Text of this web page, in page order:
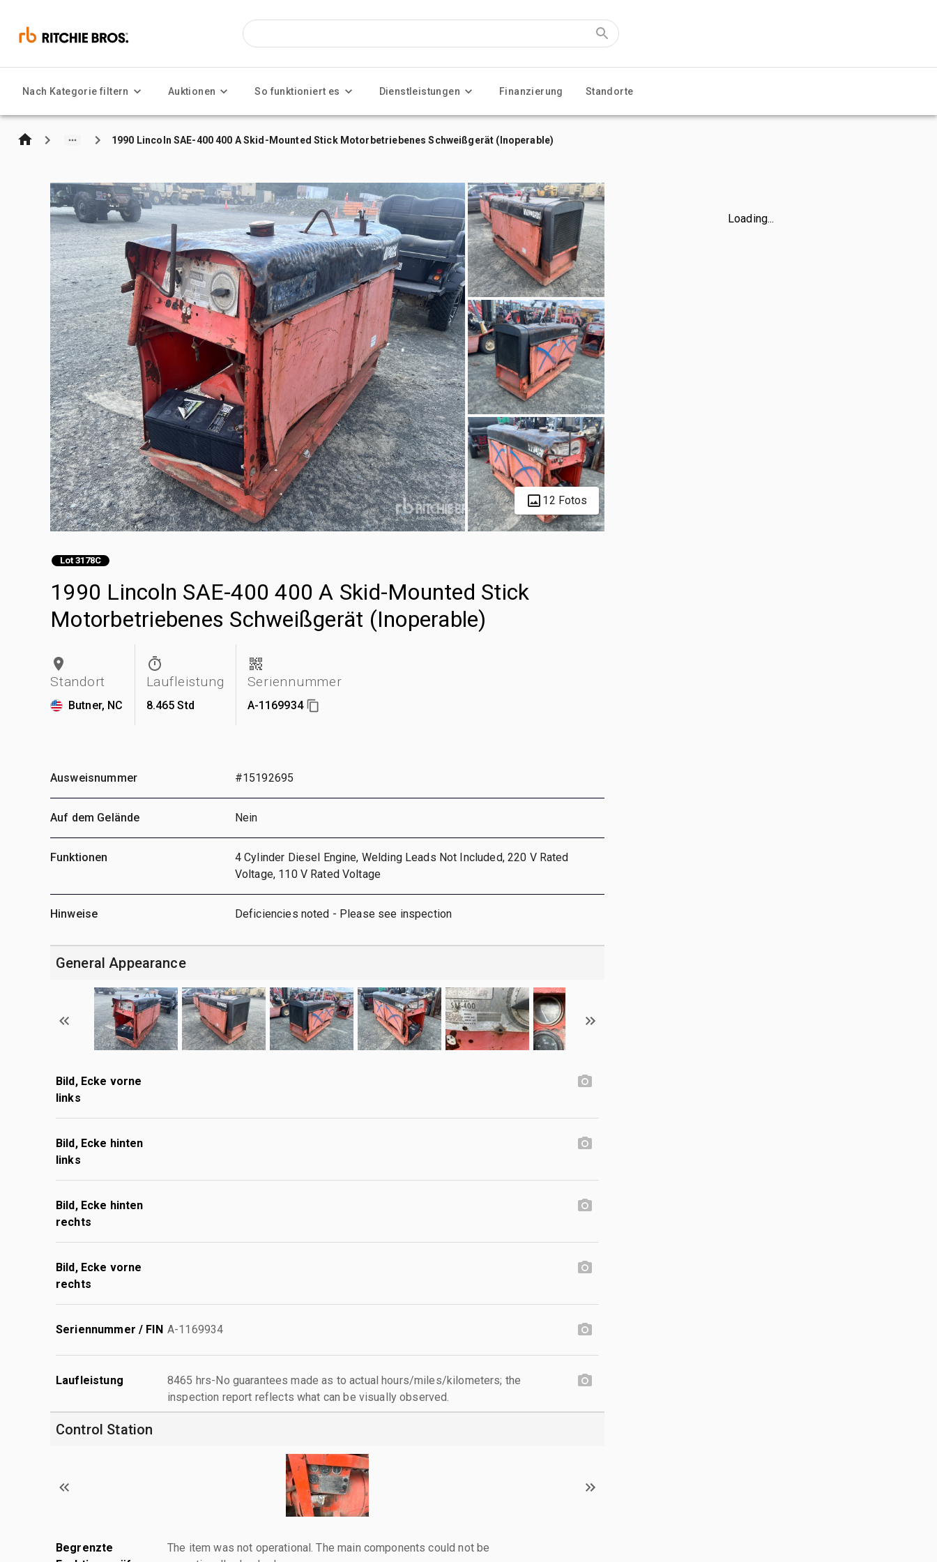
Nach Kategorie filtern Auktionen So funktioniert es Dienstleistungen Finanzierung Standorte
1990 Lincoln SAE-400 400 A Skid-Mounted Stick Motorbetriebenes Schweißgerät (Inoperable)
12 Fotos
Lot 3178C
1990 Lincoln SAE-400 400 A Skid-Mounted Stick
Motorbetriebenes Schweißgerät (Inoperable)
Standort
Butner, NC
Laufleistung
8.465 Std
Seriennummer
A-1169934
Loading...
Ausweisnummer #15192695
Auf dem Gelände Nein
Funktionen
4 Cylinder Diesel Engine, Welding Leads Not Included, 220 V Rated
Voltage, 110 V Rated Voltage
Hinweise Deficiencies noted - Please see inspection
General Appearance
Bild, Ecke vorne
links
Bild, Ecke hinten
links
Bild, Ecke hinten
rechts
Bild, Ecke vorne
rechts
Seriennummer / FIN A-1169934
Laufleistung
8465 hrs-No guarantees made as to actual hours/miles/kilometers; the
inspection report reflects what can be visually observed.
Control Station
Begrenzte
The item was not operational. The main components could not be